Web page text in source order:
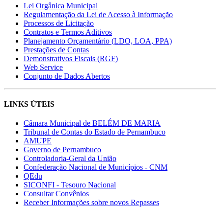
Lei Orgânica Municipal
Regulamentação da Lei de Acesso à Informação
Processos de Licitação
Contratos e Termos Aditivos
Planejamento Orçamentário (LDO, LOA, PPA)
Prestações de Contas
Demonstrativos Fiscais (RGF)
Web Service
Conjunto de Dados Abertos
LINKS ÚTEIS
Câmara Municipal de BELÉM DE MARIA
Tribunal de Contas do Estado de Pernambuco
AMUPE
Governo de Pernambuco
Controladoria-Geral da União
Confederação Nacional de Municípios - CNM
QEdu
SICONFI - Tesouro Nacional
Consultar Convênios
Receber Informações sobre novos Repasses